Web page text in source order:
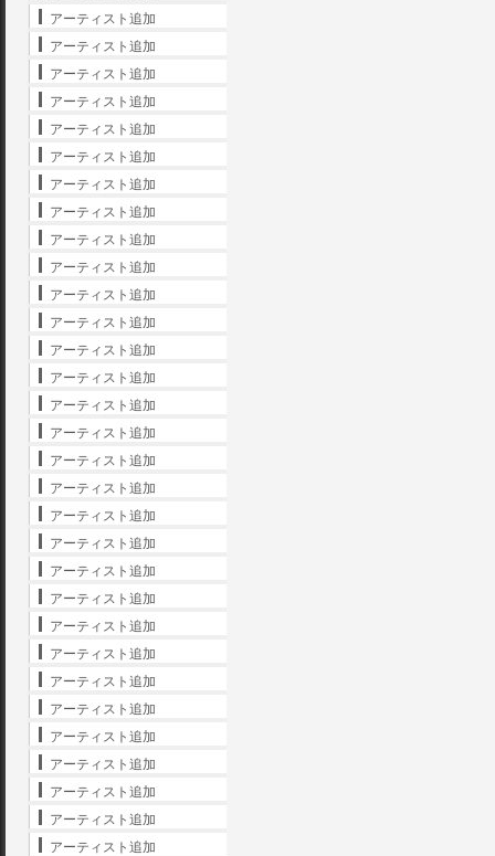
アーティスト追加
アーティスト追加
アーティスト追加
アーティスト追加
アーティスト追加
アーティスト追加
アーティスト追加
アーティスト追加
アーティスト追加
アーティスト追加
アーティスト追加
アーティスト追加
アーティスト追加
アーティスト追加
アーティスト追加
アーティスト追加
アーティスト追加
アーティスト追加
アーティスト追加
アーティスト追加
アーティスト追加
アーティスト追加
アーティスト追加
アーティスト追加
アーティスト追加
アーティスト追加
アーティスト追加
アーティスト追加
アーティスト追加
アーティスト追加
アーティスト追加